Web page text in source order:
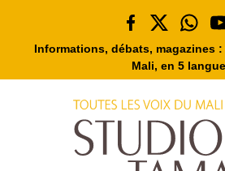
Informations, débats, magazines
Mali, en 5